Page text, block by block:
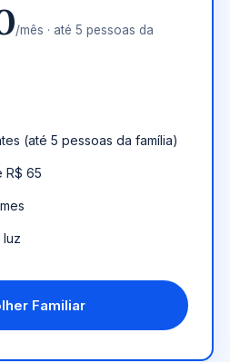
/mês · até 5 pessoas da
(até 5 pessoas da família)
R$ 65
luz
Familiar